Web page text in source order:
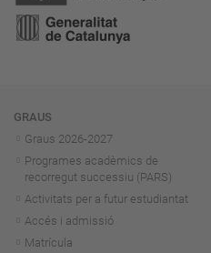
Navegació
GRAUS
Graus 2026-2027
Programes acadèmics de
recorregut successiu (PARS)
Activitats per a futur estudiantat
Accés i admissió
Matrícula